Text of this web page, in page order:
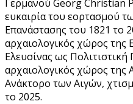
Γερμανού Georg Christian
ευκαιρία του εορτασμού
Επανάστασης του 1821 το
αρχαιολογικός χώρος της
Ελευσίνας ως
αρχαιολογικός χώρος της
Ανάκτορο των Αιγών,
το 2025.